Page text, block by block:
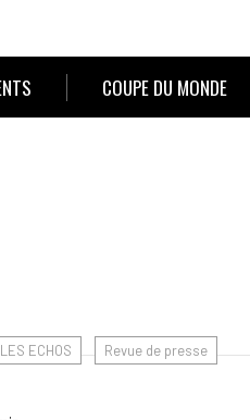
COUPE DU MONDE
LES ECHOS Revue de presse